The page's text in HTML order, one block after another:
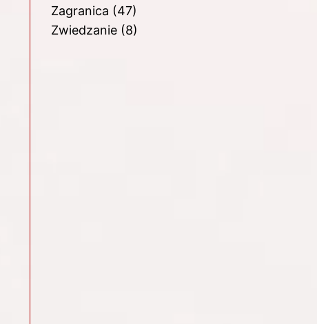
Zagranica (47)
Zwiedzanie(8)